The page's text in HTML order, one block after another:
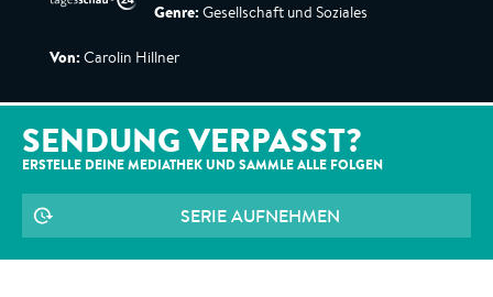
Genre: Gesellschaft und Soziales
Von: Carolin Hillner
SENDUNG VERPASST?
ERSTELLE DEINE MEDIATHEK UND SAMMLE ALLE FOLGEN
SERIE AUFNEHMEN